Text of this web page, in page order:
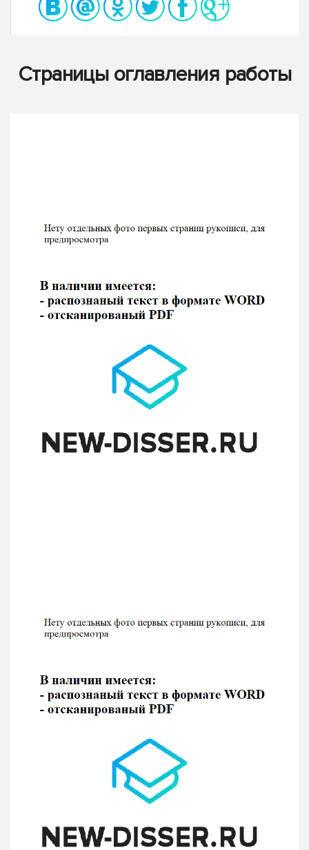
Страницы оглавления работы